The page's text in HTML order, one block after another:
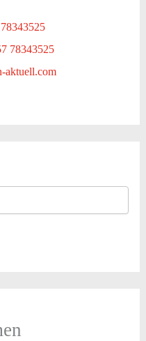
78343525
aktuell.com